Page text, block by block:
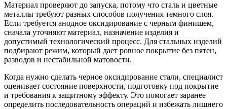
Материал проверяют до запуска, потому что сталь и цветные
металлы требуют разных способов получения темного слоя.
Если требуется анодное оксидирование с черным финишем,
сначала уточняют материал, назначение изделия и
допустимый технологический процесс. Для стальных изделий
подбирают режим, который дает ровное покрытие без пятен,
разводов и нестабильной матовости.
Когда нужно сделать черное оксидирование стали, специалист
оценивает состояние поверхности, подготовку под покрытие
и требования к защитному эффекту. Это помогает заранее
определить последовательность операций и избежать лишнего